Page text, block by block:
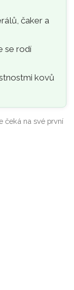
čaker a
se rodí
kovů
čeká na své první